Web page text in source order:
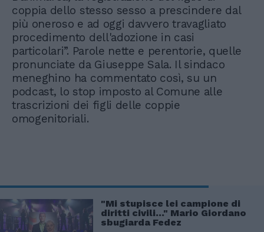
coppia dello stesso sesso a prescindere dal
più oneroso e ad oggi davvero travagliato
procedimento dell'adozione in casi
particolari”. Parole nette e perentorie, quelle
pronunciate da Giuseppe Sala. Il sindaco
meneghino ha commentato così, su un
podcast, lo stop imposto al Comune alle
trascrizioni dei figli delle coppie
omogenitoriali.
"Mi stupisce lei campione di
diritti civili..." Mario Giordano
sbugiarda Fedez